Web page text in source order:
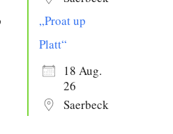
„Proat up
Platt“
18 Aug.
26
Saerbeck